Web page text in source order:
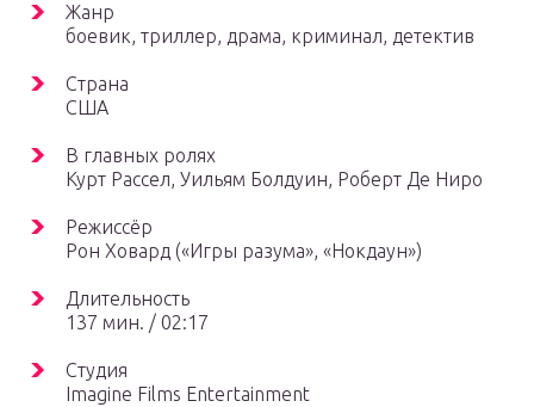
Жанр
боевик, триллер, драма, криминал, детектив
Страна
США
В главных ролях
Курт Рассел, Уильям Болдуин, Роберт Де Ниро
Режиссёр
Рон Ховард («Игры разума», «Нокдаун»)
Длительность
137 мин. / 02:17
Студия
Imagine Films Entertainment